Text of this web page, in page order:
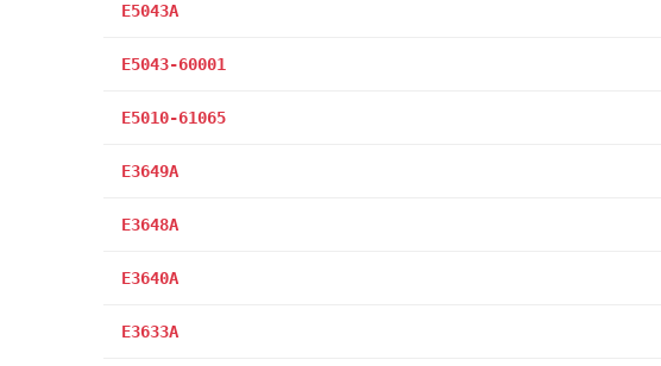
E5043A
E5043-60001
E5010-61065
E3649A
E3648A
E3640A
E3633A